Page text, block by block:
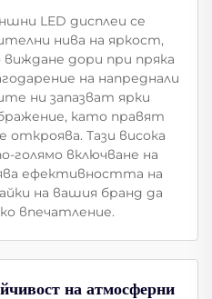
LED дисплеи се
нива на яркост,
дори при пряка
на напреднали
ни запазват ярки
като правят
Тази висока
голямо включване на
ефективността на
на вашия бранд да
впечатление.
на атмосферни